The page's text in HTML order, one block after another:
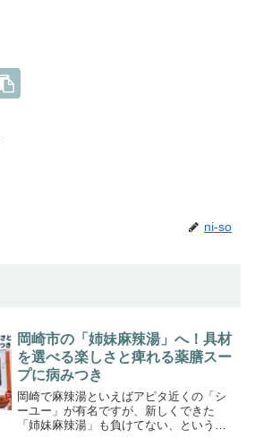
ni-so
岡崎市の「姉妹麻辣湯」へ！具材
を選べる楽しさと痺れる薬膳スー
プに病みつき
岡崎で麻辣湯といえばアピタ近くの「シ
ーユー」が有名ですが、新しくできた
「姉妹麻辣湯」も負けてない、というか